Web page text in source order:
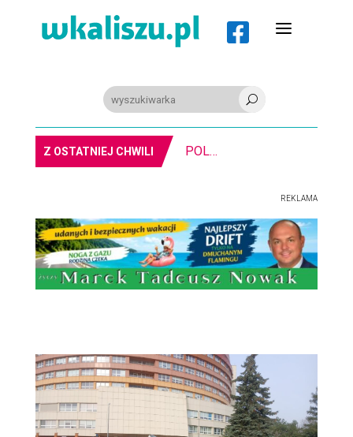
 a
U
Z OSTATNIEJ CHWILI MIASTO. Znika kebabowy ,,pałacyk”
REKLAMA